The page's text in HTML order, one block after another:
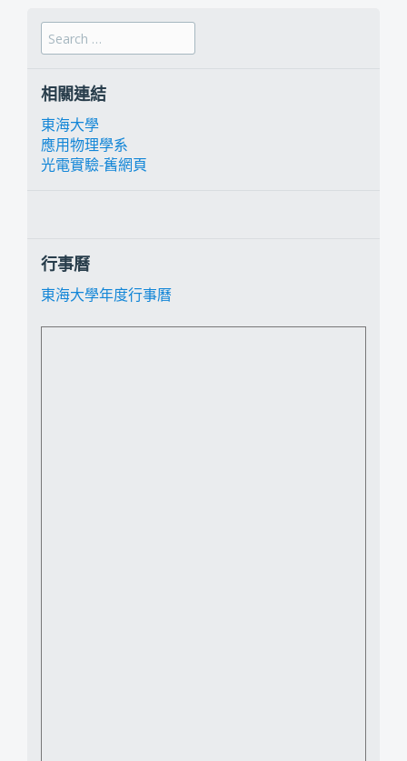
Search for:
相關連結
東海大學
應用物理學系
光電實驗-舊網頁
行事曆
東海大學年度行事曆